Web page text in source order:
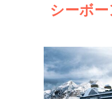
シーボ